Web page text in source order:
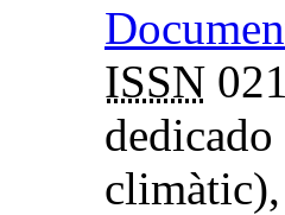
ISSN
climàtic),